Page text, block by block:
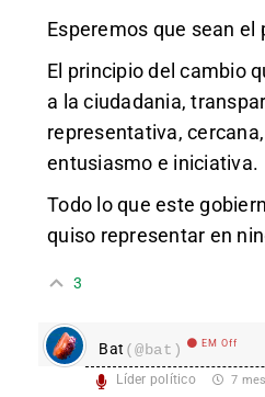
Esperemos que sean
El principio del cambio
a la ciudadania,
representativa,
entusiasmo e iniciativa.
Todo lo que este
quiso representar en
3
Bat (@bat) EM Off
Líder político 7